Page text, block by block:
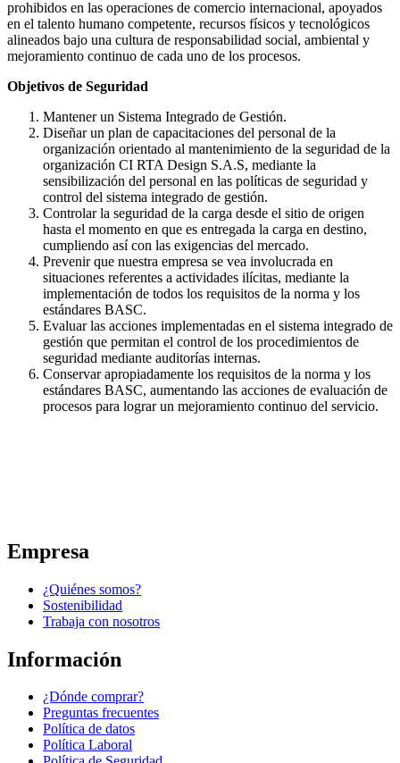
prohibidos en las operaciones de comercio internacional, apoyados
en el talento humano competente, recursos físicos y tecnológicos
alineados bajo una cultura de responsabilidad social, ambiental y
mejoramiento continuo de cada uno de los procesos.
Objetivos de Seguridad
Mantener un Sistema Integrado de Gestión.
Diseñar un plan de capacitaciones del personal de la
organización orientado al mantenimiento de la seguridad de la
organización CI RTA Design S.A.S, mediante la
sensibilización del personal en las políticas de seguridad y
control del sistema integrado de gestión.
Controlar la seguridad de la carga desde el sitio de origen
hasta el momento en que es entregada la carga en destino,
cumpliendo así con las exigencias del mercado.
Prevenir que nuestra empresa se vea involucrada en
situaciones referentes a actividades ilícitas, mediante la
implementación de todos los requisitos de la norma y los
estándares BASC.
Evaluar las acciones implementadas en el sistema integrado de
gestión que permitan el control de los procedimientos de
seguridad mediante auditorías internas.
Conservar apropiadamente los requisitos de la norma y los
estándares BASC, aumentando las acciones de evaluación de
procesos para lograr un mejoramiento continuo del servicio.
Empresa
¿Quiénes somos?
Sostenibilidad
Trabaja con nosotros
Información
¿Dónde comprar?
Preguntas frecuentes
Política de datos
Política Laboral